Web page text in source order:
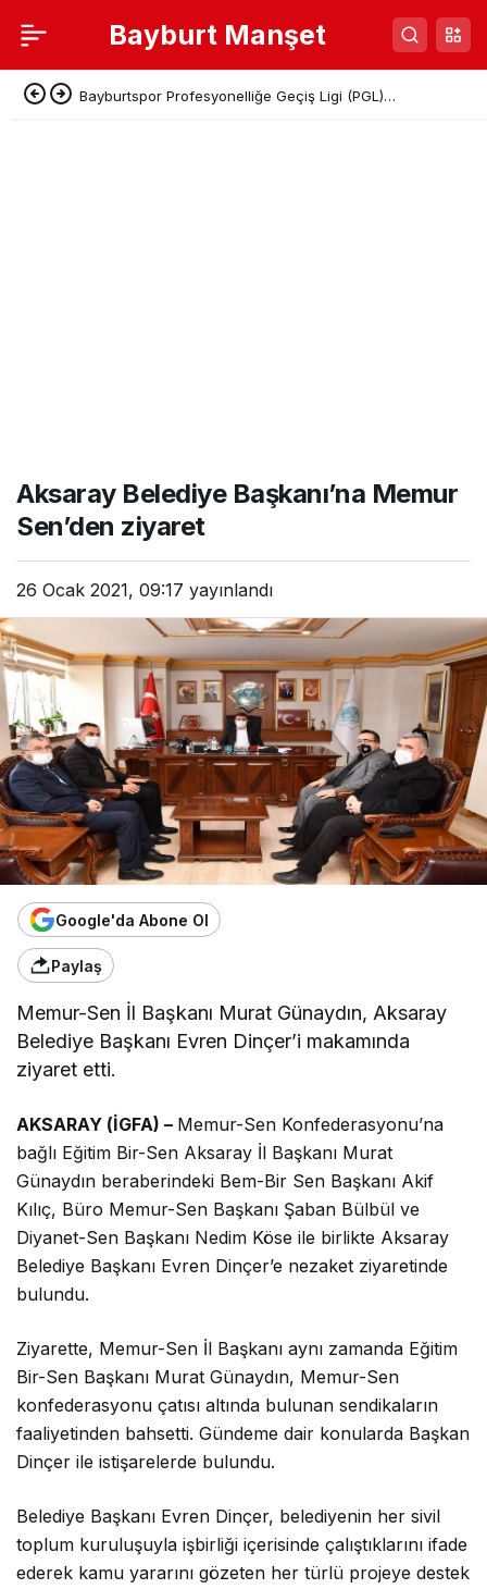
Bayburt Manşet
Bayburtspor Profesyonelliğe Geçiş Ligi (PGL)
Aksaray Belediye Başkanı’na Memur
Sen’den ziyaret
26 Ocak 2021, 09:17 yayınlandı
Google'da Abone Ol
Paylaş
Memur-Sen İl Başkanı Murat Günaydın, Aksaray
Belediye Başkanı Evren Dinçer’i makamında
ziyaret etti.
AKSARAY (İGFA) – Memur-Sen Konfederasyonu’na
bağlı Eğitim Bir-Sen Aksaray İl Başkanı Murat
Günaydın beraberindeki Bem-Bir Sen Başkanı Akif
Kılıç, Büro Memur-Sen Başkanı Şaban Bülbül ve
Diyanet-Sen Başkanı Nedim Köse ile birlikte Aksaray
Belediye Başkanı Evren Dinçer’e nezaket ziyaretinde
bulundu.
Ziyarette, Memur-Sen İl Başkanı aynı zamanda Eğitim
Bir-Sen Başkanı Murat Günaydın, Memur-Sen
konfederasyonu çatısı altında bulunan sendikaların
faaliyetinden bahsetti. Gündeme dair konularda Başkan
Dinçer ile istişarelerde bulundu.
Belediye Başkanı Evren Dinçer, belediyenin her sivil
toplum kuruluşuyla işbirliği içerisinde çalıştıklarını ifade
ederek kamu yararını gözeten her türlü projeye destek